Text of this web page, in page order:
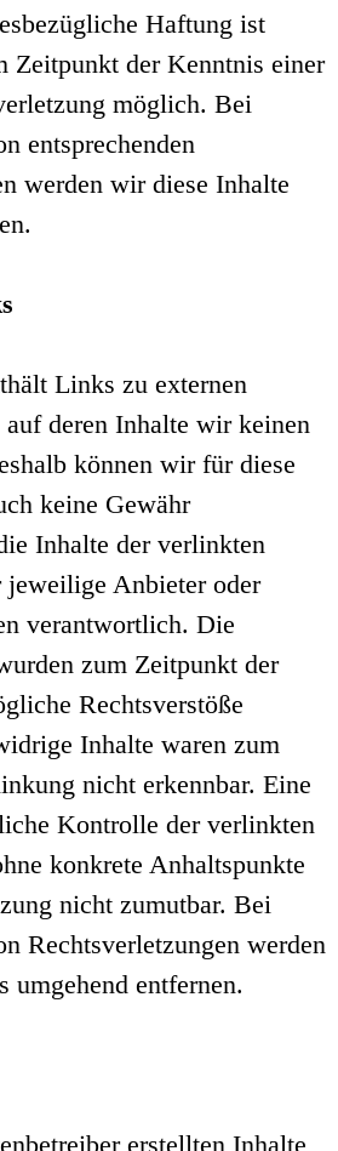
Haftung ist
Zeitpunkt der Kenntnis einer
möglich. Bei
entsprechenden
werden wir diese Inhalte
Links zu externen
deren Inhalte wir keinen
können wir für diese
keine Gewähr
Inhalte der verlinkten
jeweilige Anbieter oder
verantwortlich. Die
zum Zeitpunkt der
Rechtsverstöße
Inhalte waren zum
nicht erkennbar. Eine
Kontrolle der verlinkten
konkrete Anhaltspunkte
nicht zumutbar. Bei
Rechtsverletzungen werden
entfernen.
erstellten Inhalte